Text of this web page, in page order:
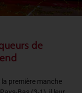
de
première manche